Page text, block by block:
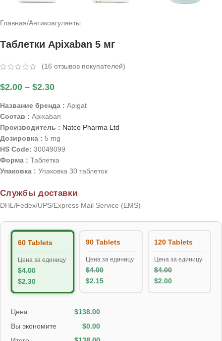
Главная/Антикоагулянты
Таблетки Apixaban 5 мг
(16 отзывов покупателей)
$2.00 – $2.30
Название бренда : Apigat
Состав : Apixaban
Производитель : Natco Pharma Ltd
Дозировка : 5 mg
HS Code: 30049099
Форма : Таблетка
Упаковка : Упаковка 30 таблеток
Службы доставки
DHL/Fedex/UPS/Express Mail Service (EMS)
60 Tablets
Цена за единицу
$4.00
$2.30
90 Tablets
Цена за единицу
$4.00
$2.15
120 Tablets
Цена за единицу
$4.00
$2.00
Цена $138.00
Вы экономите
$0.00